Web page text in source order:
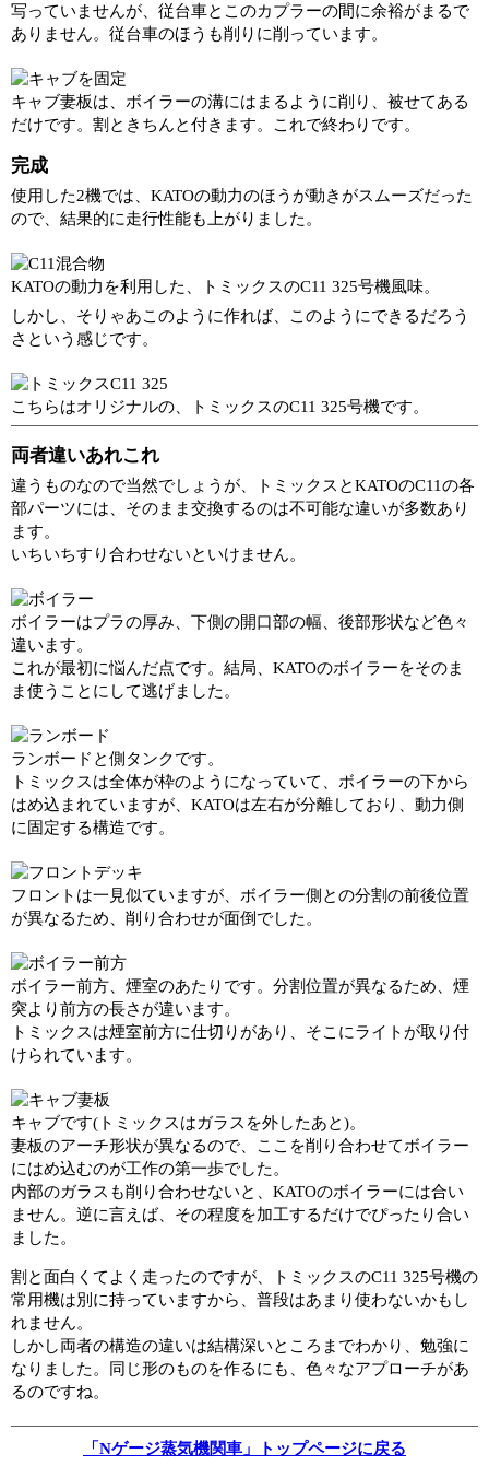
写っていませんが、従台車とこのカプラーの間に余裕がまるで
ありません。従台車のほうも削りに削っています。
キャブ妻板は、ボイラーの溝にはまるように削り、被せてある
だけです。割ときちんと付きます。これで終わりです。
完成
使用した2機では、KATOの動力のほうが動きがスムーズだった
ので、結果的に走行性能も上がりました。
KATOの動力を利用した、トミックスのC11 325号機風味。
しかし、そりゃあこのように作れば、このようにできるだろう
さという感じです。
こちらはオリジナルの、トミックスのC11 325号機です。
両者違いあれこれ
違うものなので当然でしょうが、トミックスとKATOのC11の各
部パーツには、そのまま交換するのは不可能な違いが多数あり
ます。
いちいちすり合わせないといけません。
ボイラーはプラの厚み、下側の開口部の幅、後部形状など色々
違います。
これが最初に悩んだ点です。結局、KATOのボイラーをそのま
ま使うことにして逃げました。
ランボードと側タンクです。
トミックスは全体が枠のようになっていて、ボイラーの下から
はめ込まれていますが、KATOは左右が分離しており、動力側
に固定する構造です。
フロントは一見似ていますが、ボイラー側との分割の前後位置
が異なるため、削り合わせが面倒でした。
ボイラー前方、煙室のあたりです。分割位置が異なるため、煙
突より前方の長さが違います。
トミックスは煙室前方に仕切りがあり、そこにライトが取り付
けられています。
キャブです(トミックスはガラスを外したあと)。
妻板のアーチ形状が異なるので、ここを削り合わせてボイラー
にはめ込むのが工作の第一歩でした。
内部のガラスも削り合わせないと、KATOのボイラーには合い
ません。逆に言えば、その程度を加工するだけでぴったり合い
ました。
割と面白くてよく走ったのですが、トミックスのC11 325号機の
常用機は別に持っていますから、普段はあまり使わないかもし
れません。
しかし両者の構造の違いは結構深いところまでわかり、勉強に
なりました。同じ形のものを作るにも、色々なアプローチがあ
るのですね。
「Nゲージ蒸気機関車」トップページに戻る